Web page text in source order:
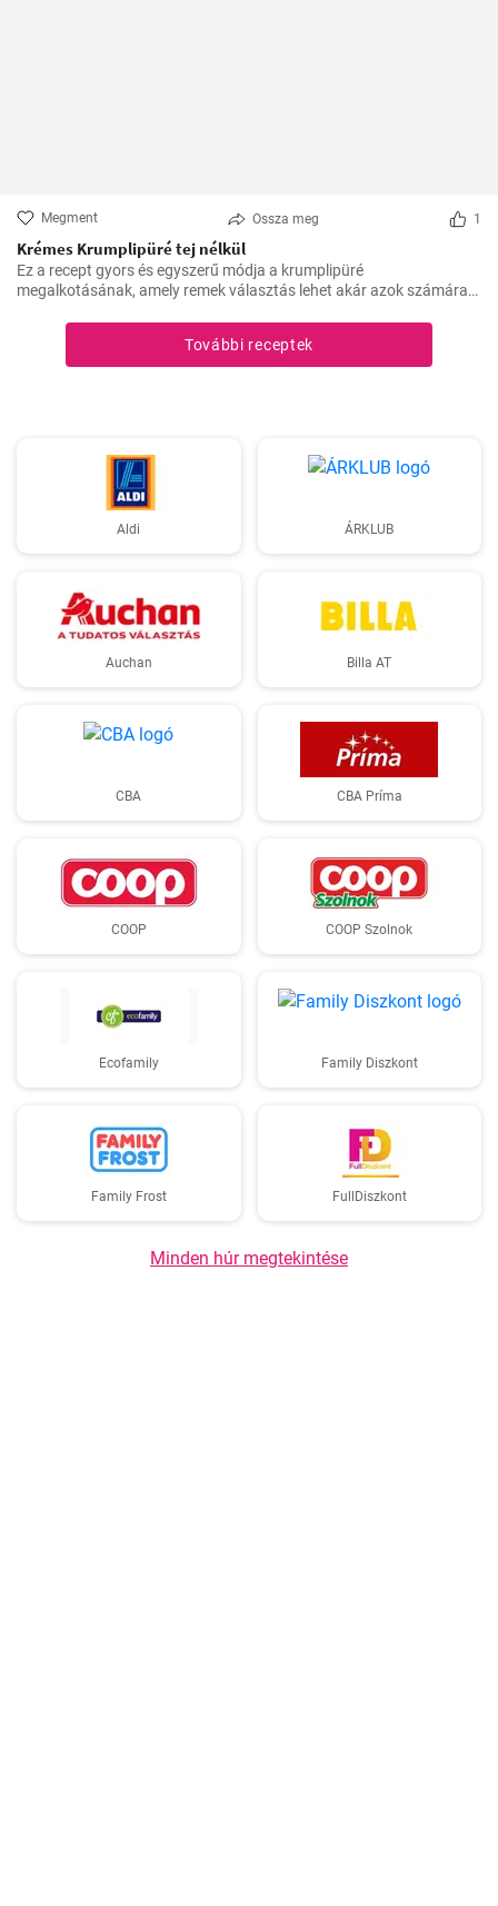
Megment Ossza meg 1
Krémes Krumplipüré tej nélkül
Ez a recept gyors és egyszerű módja a krumplipüré
megalkotásának, amely remek választás lehet akár azok számára
asztalra való felhelyezésre csupán 30 perc alatt kerül sor.
További receptek
Aldi ÁRKLUB
Auchan Billa AT
CBA CBA Príma
COOP COOP Szolnok
Ecofamily Family Diszkont
Family Frost FullDiszkont
Minden húr megtekintése